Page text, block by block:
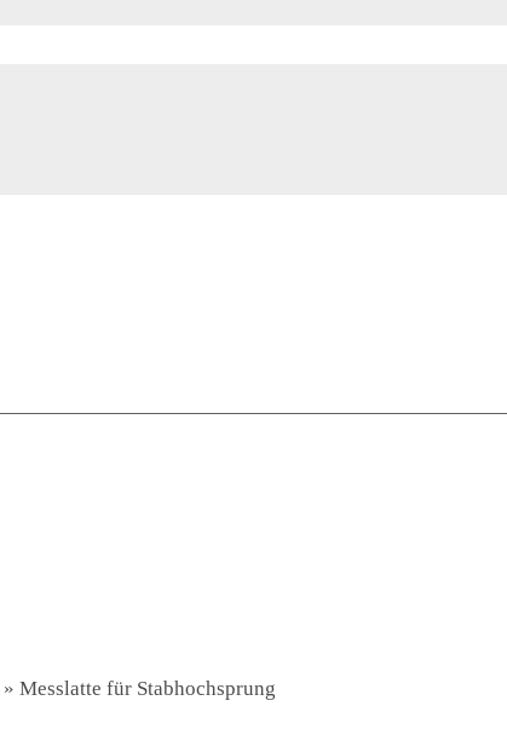
» Messlatte für Stabhochsprung